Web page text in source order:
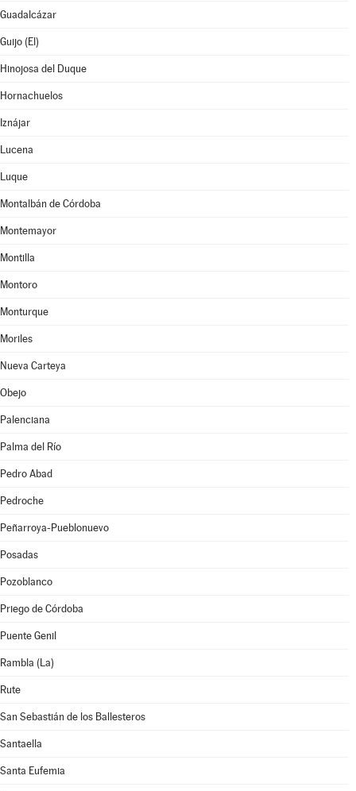
Guadalcázar
Guijo (El)
Hinojosa del Duque
Hornachuelos
Iznájar
Lucena
Luque
Montalbán de Córdoba
Montemayor
Montilla
Montoro
Monturque
Moriles
Nueva Carteya
Obejo
Palenciana
Palma del Río
Pedro Abad
Pedroche
Peñarroya-Pueblonuevo
Posadas
Pozoblanco
Priego de Córdoba
Puente Genil
Rambla (La)
Rute
San Sebastián de los Ballesteros
Santaella
Santa Eufemia